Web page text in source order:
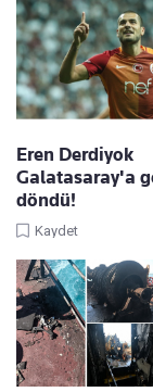
Eren Derdiyok
Galatasaray'a
döndü!
Kaydet